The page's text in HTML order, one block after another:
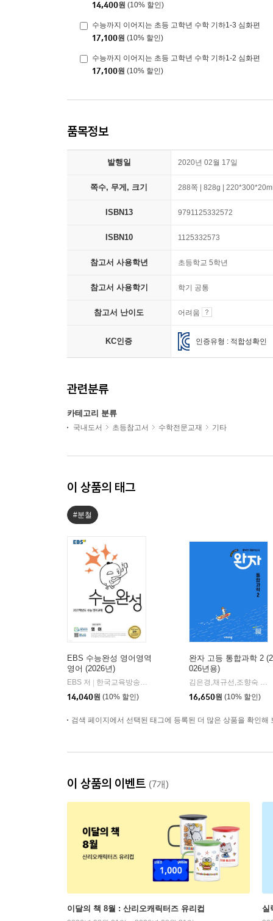
14,400원 (10% 할인)
수능까지 이어지는 초등 고학년 수학 기하1-3 심화편
17,100원 (10% 할인)
수능까지 이어지는 초등 고학년 수학 기하1-2 심화편
17,100원 (10% 할인)
품목정보
발행일 2020년 02월 17일
쪽수, 무게, 크기 288쪽 | 828g |
ISBN13 9791125332572
ISBN10 1125332573
참고서 사용학년 초등학교 5학년
참고서 사용학기 학기 공통
참고서 난이도 어려움
KC인증 인증유형 : 적합성확인
관련분류
카테고리 분류
국내도서 초등참고서 수학전문교재 기타
이 상품의 태그
#분철
EBS 수능완성 영어영역
영어 (2026년)
EBS 저
한국교육방송공사
14,040원 (10% 할인)
완자 고등 통합과학 2 (2
026년용)
김은경,채규선,조향숙 등저
16,650원 (10% 할인)
검색 페이지에서 선택된 태그에 등록된 더 많은 상품을 확인해
이 상품의 이벤트 (7개)
이달의 책 8월 : 산리오캐릭터즈 유리컵 실